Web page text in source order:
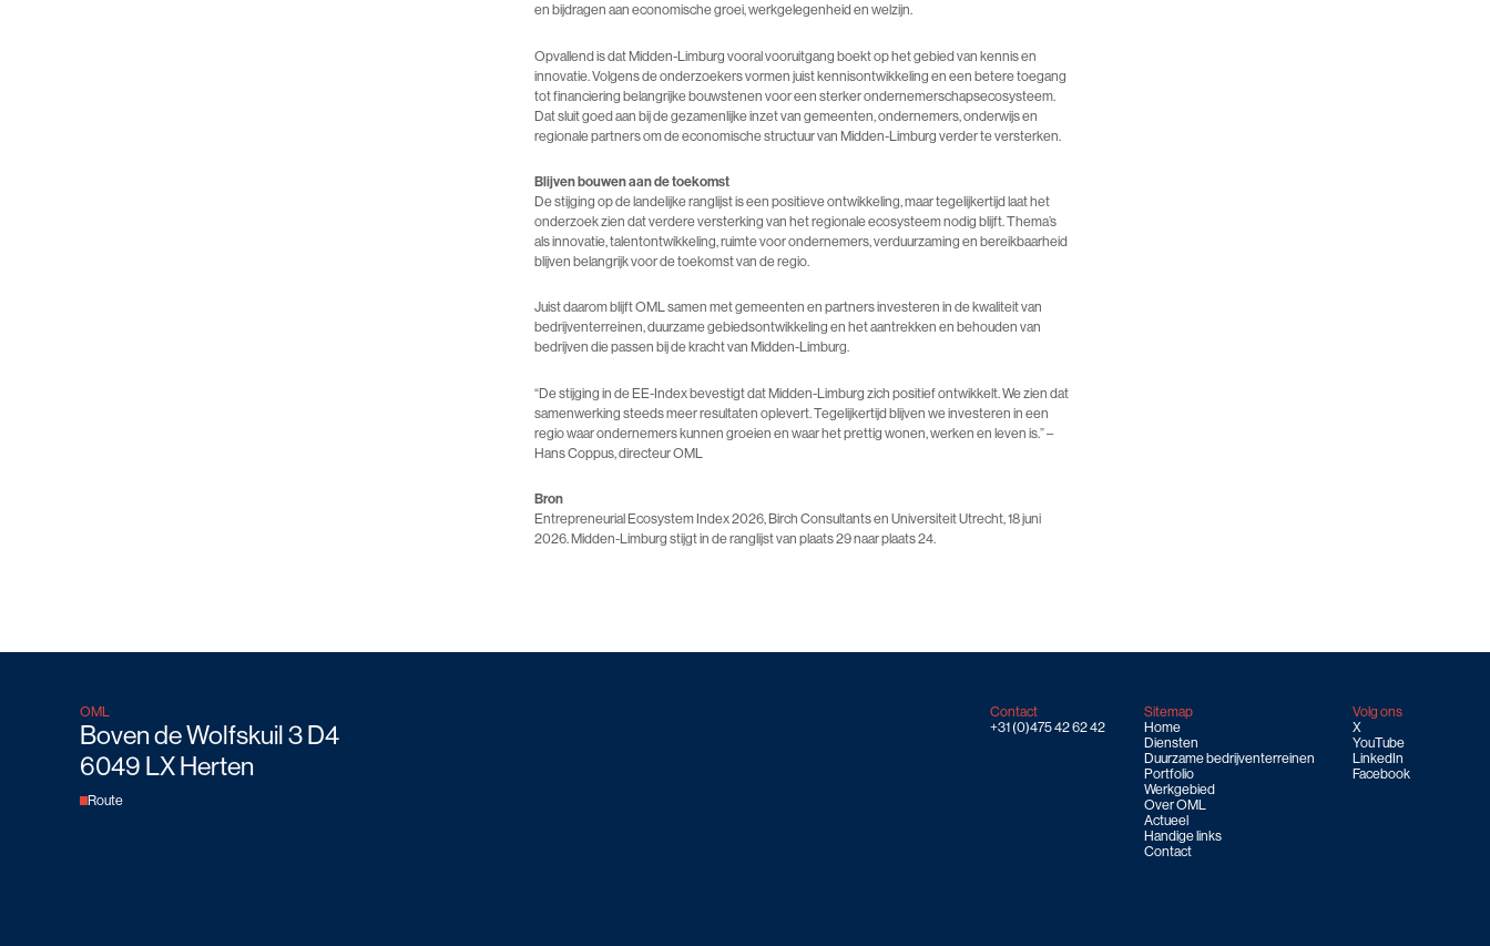
en bijdragen aan economische groei, werkgelegenheid en welzijn.
Opvallend is dat Midden-Limburg vooral vooruitgang boekt op het gebied van kennis en
innovatie. Volgens de onderzoekers vormen juist kennisontwikkeling en een betere toegang
tot financiering belangrijke bouwstenen voor een sterker ondernemerschapsecosysteem.
Dat sluit goed aan bij de gezamenlijke inzet van gemeenten, ondernemers, onderwijs en
regionale partners om de economische structuur van Midden-Limburg verder te versterken.
Blijven bouwen aan de toekomst
De stijging op de landelijke ranglijst is een positieve ontwikkeling, maar tegelijkertijd laat het
onderzoek zien dat verdere versterking van het regionale ecosysteem nodig blijft. Thema’s
als innovatie, talentontwikkeling, ruimte voor ondernemers, verduurzaming en bereikbaarheid
blijven belangrijk voor de toekomst van de regio.
Juist daarom blijft OML samen met gemeenten en partners investeren in de kwaliteit van
bedrijventerreinen, duurzame gebiedsontwikkeling en het aantrekken en behouden van
bedrijven die passen bij de kracht van Midden-Limburg.
“De stijging in de EE-Index bevestigt dat Midden-Limburg zich positief ontwikkelt. We zien dat
samenwerking steeds meer resultaten oplevert. Tegelijkertijd blijven we investeren in een
regio waar ondernemers kunnen groeien en waar het prettig wonen, werken en leven is.” –
Hans Coppus, directeur OML
Bron
Entrepreneurial Ecosystem Index 2026, Birch Consultants en Universiteit Utrecht, 18 juni
2026. Midden-Limburg stijgt in de ranglijst van plaats 29 naar plaats 24.
OML
Boven de Wolfskuil 3 D4
6049 LX Herten
Route
Contact
+31 (0)475 42 62 42
Sitemap
Home
Diensten
Duurzame bedrijventerreinen
Portfolio
Werkgebied
Over OML
Actueel
Handige links
Contact
Volg ons
X
YouTube
LinkedIn
Facebook